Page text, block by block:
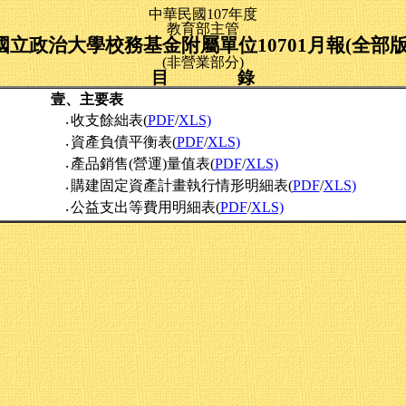
中華民國107年度
教育部主管
立政治大學校務基金附屬單位10701月報(全部
(非營業部分)
目 錄
壹、主要表
‧收支餘絀表(PDF/XLS)
‧ 資產負債平衡表(PDF/XLS)
‧ 產品銷售(營運)量值表(PDF/XLS)
‧ 購建固定資產計畫執行情形明細表(PDF/XLS)
‧公益支出等費用明細表(PDF/XLS)